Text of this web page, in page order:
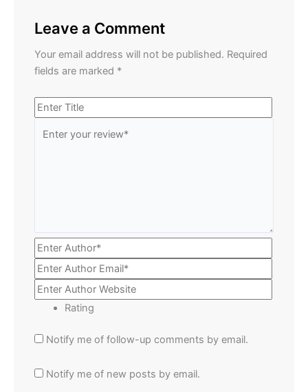
Leave a Comment
Your email address will not be published. Required
fields are marked *
Rating
Notify me of follow-up comments by email.
Notify me of new posts by email.